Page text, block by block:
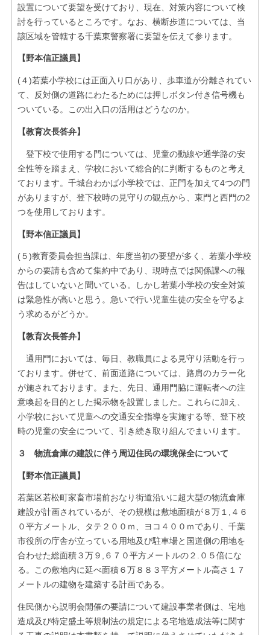
設置について要望を受けており、現在、対策内容について検
討を行っているところです。なお、横断歩道については、当
該区域を管轄する千葉東警察署に要望を伝えて参ります。
【野本信正議員】
(４)若葉小学校には正面入り口があり、歩車道が分離されてい
て、反対側の道路にわたるためには押しボタン付き信号機も
ついている。この出入口の活用はどうなのか。
【教育次長答弁】
登下校で使用する門については、児童の動線や通学路の安
全性等を踏まえ、学校において総合的に判断するものと考え
ております。千城台わかば小学校では、正門を加えて4つの門
がありますが、登下校時の見守りの観点から、東門と西門の2
つを使用しております。
【野本信正議員】
(５)教育委員会担当課は、年度当初の要望が多く、若葉小学校
からの要請も含めて集約中であり、現時点では関係課への報
告はしていないと聞いている。しかし若葉小学校の安全対策
は緊急性が高いと思う。急いで行い児童生徒の安全を守るよ
う求めるがどうか。
【教育次長答弁】
通用門においては、毎日、教職員による見守り活動を行っ
ております。併せて、前面道路については、路肩のカラー化
が施されております。また、先日、通用門脇に運転者への注
意喚起を目的とした掲示物を設置しました。これらに加え、
小学校において児童への交通安全指導を実施する等、登下校
時の児童の安全について、引き続き取り組んでまいります。
３ 物流倉庫の建設に伴う周辺住民の環境保全について
【野本信正議員】
若葉区若松町家畜市場前おなり街道沿いに超大型の物流倉庫
建設が計画されているが、その規模は敷地面積が８万１,４６
０平方メートル、タテ２００ｍ、ヨコ４００ｍであり、千葉
市役所の庁舎が立っている用地及び駐車場と国道側の用地を
合わせた総面積３万９,６７０平方メートルの２.０５倍にな
る。この敷地内に延べ面積６万８８３平方メートル高さ１７
メートルの建物を建築する計画である。
住民側から説明会開催の要請について建設事業者側は、宅地
造成及び特定盛土等規制法の規定による宅地造成法等に関す